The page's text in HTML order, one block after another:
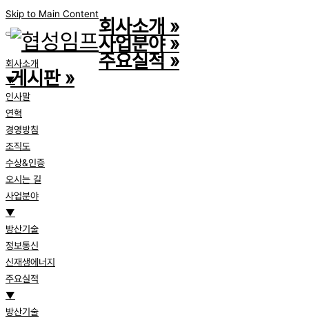
Skip to Main Content
회사소개
▼
인사말
연혁
경영방침
조직도
수상&인증
오시는 길
사업분야
▼
방산기술
정보통신
신재생에너지
주요실적
▼
방산기술
회사소개 »
사업분야»
주요실적»
게시판»